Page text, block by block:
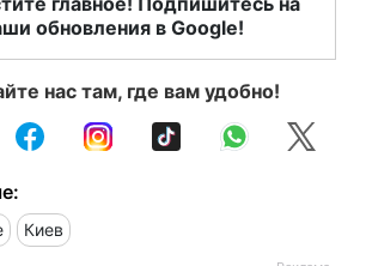
обновления в Google!
нас там, где вам удобно!
Киев